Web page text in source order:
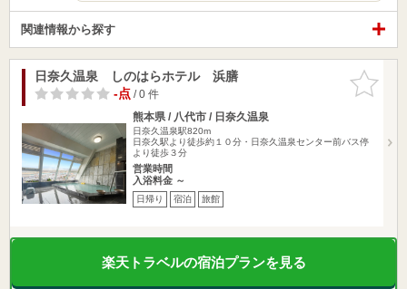
関連情報から探す
お気に入
りに追加
日奈久温泉 しのはらホテル 浜膳
-点/ 0 件
熊本県 / 八代市 / 日奈久温泉
日奈久温泉駅820m
日奈久駅より徒歩約１０分・日奈久温泉センター前バス停
より徒歩３分
営業時間
入浴料金 ～
日帰り 宿泊 旅館
楽天トラベルの宿泊プランを見る